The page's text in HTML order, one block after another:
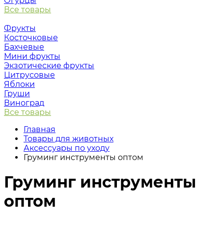
Все товары
Фрукты
Косточковые
Бахчевые
Мини фрукты
Экзотические фрукты
Цитрусовые
Яблоки
Груши
Виноград
Все товары
Главная
Товары для животных
Аксессуары по уходу
Груминг инструменты оптом
Груминг инструменты
оптом